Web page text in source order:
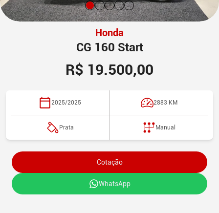
Honda
CG 160 Start
R$ 19.500,00
2025/2025 2883 KM
Prata Manual
Cotação
WhatsApp